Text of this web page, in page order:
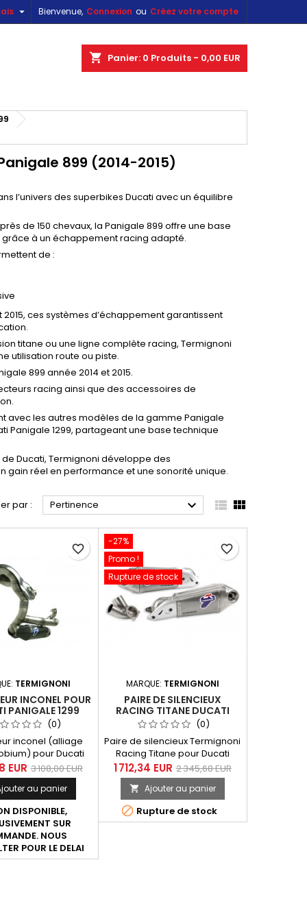
Bienvenue, Connexion ou Créez votre compte

shopping_cart Panier: 0 Produits - 0,00 EUR
899 (2014-2015)
l’univers des superbikes Ducati avec un équilibre
de 150 chevaux, la Panigale 899 offre une base
à un échappement racing adapté.
de :
ces systèmes d’échappement garantissent
titane ou une ligne complète racing, Termignoni
utilisation route ou piste.
899 année 2014 et 2015.
racing ainsi que des accessoires de
avec les autres modèles de la gamme Panigale
Panigale 1299, partageant une base technique
Ducati, Termignoni développe des
gain réel en performance et une sonorité unique.
par : Pertinence   
TERMIGNONI
INCONEL POUR
PANIGALE 1299
2016(0)
inconel (alliage
pour Ducati
1199, 1299 tous
ATTENTION
SEUL, LES
NE SONT PAS
INCLUS.
EUR 3 108,00 EUR
au panier
DISPONIBLE,
SUR
NOUS
POUR LE DELAI
favorite_border
-27%
Promo !
Rupture de stock
MARQUE: TERMIGNONI
PAIRE DE SILENCIEUX
RACING TITANE DUCATI
PANIGALE 899 1199
(0)
Paire de silencieux Termignoni
Racing Titane pour Ducati
Panigale 899 et 1199.
Référence Termignoni D129,
référence Ducati 96450311B.
Livré sans filtre à air et sans
ECU.
1 712,34 EUR 2 345,68 EUR
 Ajouter au panier
 Rupture de stock
favorite_border